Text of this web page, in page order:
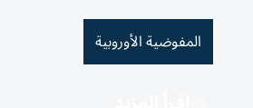
المفوضية الأوروبية